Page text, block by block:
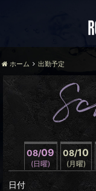
ホーム 出勤予定
08/09
(日曜)
08/10
(月曜)
日付